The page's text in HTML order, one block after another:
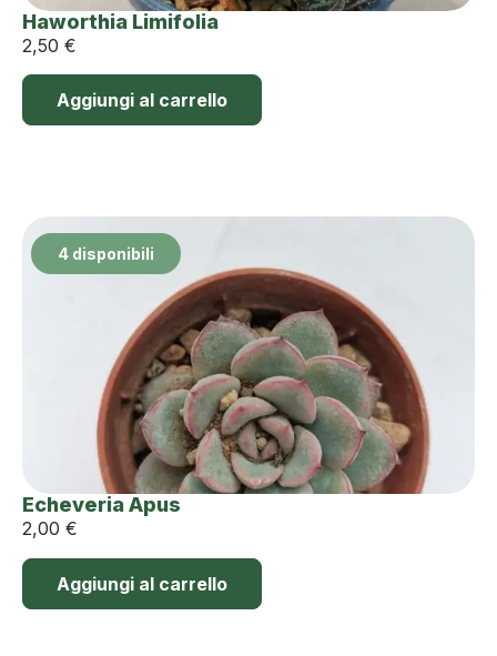
Haworthia Limifolia
2,50 €
Aggiungi al carrello
4 disponibili
Echeveria Apus
2,00 €
Aggiungi al carrello